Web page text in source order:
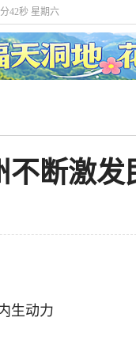
43秒 星期六
断激发
生动力